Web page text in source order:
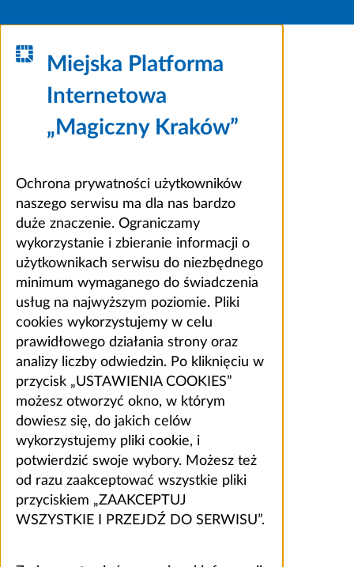
Miejska Platforma
Internetowa
„Magiczny Kraków”
Ochrona prywatności użytkowników
naszego serwisu ma dla nas bardzo
duże znaczenie. Ograniczamy
wykorzystanie i zbieranie informacji o
użytkownikach serwisu do niezbędnego
minimum wymaganego do świadczenia
usług na najwyższym poziomie. Pliki
cookies wykorzystujemy w celu
prawidłowego działania strony oraz
analizy liczby odwiedzin. Po kliknięciu w
przycisk „USTAWIENIA COOKIES”
możesz otworzyć okno, w którym
dowiesz się, do jakich celów
wykorzystujemy pliki cookie, i
potwierdzić swoje wybory. Możesz też
od razu zaakceptować wszystkie pliki
przyciskiem „ZAAKCEPTUJ
WSZYSTKIE I PRZEJDŹ DO SERWISU”.